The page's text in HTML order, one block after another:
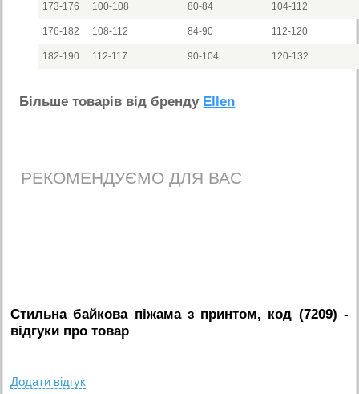
173-176 100-108 80-84 104-112
176-182 108-112 84-90 112-120
182-190 112-117 90-104 120-132
Бiльше товарiв вiд бренду Ellen
РЕКОМЕНДУЄМО ДЛЯ ВАС
Стильна байкова піжама з принтом, код (7209) -
вiдгуки про товар
Додати вiдгук